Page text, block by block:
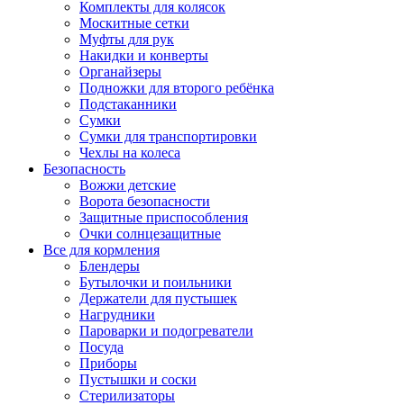
Комплекты для колясок
Москитные сетки
Муфты для рук
Накидки и конверты
Органайзеры
Подножки для второго ребёнка
Подстаканники
Сумки
Сумки для транспортировки
Чехлы на колеса
Безопасность
Вожжи детские
Ворота безопасности
Защитные приспособления
Очки солнцезащитные
Все для кормления
Блендеры
Бутылочки и поильники
Держатели для пустышек
Нагрудники
Пароварки и подогреватели
Посуда
Приборы
Пустышки и соски
Стерилизаторы